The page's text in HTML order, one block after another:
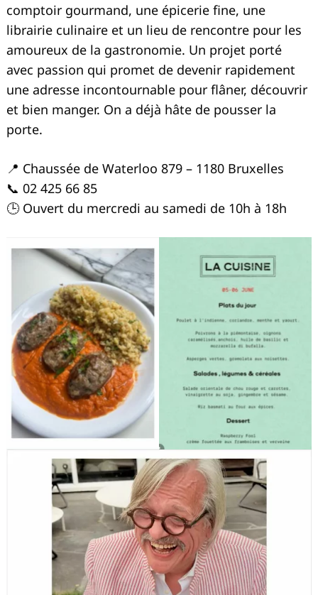
comptoir gourmand, une épicerie fine, une
librairie culinaire et un lieu de rencontre pour les
amoureux de la gastronomie. Un projet porté
avec passion qui promet de devenir rapidement
une adresse incontournable pour flâner, découvrir
et bien manger. On a déjà hâte de pousser la
porte.
📍 Chaussée de Waterloo 879 – 1180 Bruxelles
📞 02 425 66 85
🕒 Ouvert du mercredi au samedi de 10h à 18h